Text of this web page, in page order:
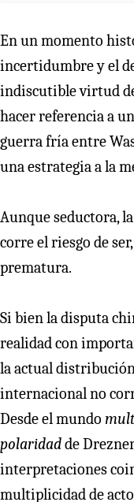
En un momento
incertidumbre y el
indiscutible virtud
hacer referencia a
guerra fría entre
una estrategia a la
Aunque seductora,
corre el riesgo de
prematura.
Si bien la disputa
realidad con
la actual
internacional no
Desde el mundo
polaridadde
interpretaciones
multiplicidad de